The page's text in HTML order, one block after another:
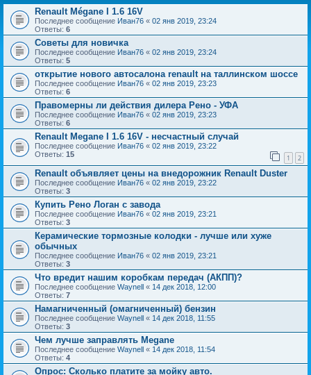
Renault Mégane I 1.6 16V
Последнее сообщение Иван76 « 02 янв 2019, 23:24
Ответы: 6
Советы для новичка
Последнее сообщение Иван76 « 02 янв 2019, 23:24
Ответы: 5
открытие нового автосалона renault на таллинском шоссе
Последнее сообщение Иван76 « 02 янв 2019, 23:23
Ответы: 6
Правомерны ли действия дилера Рено - УФА
Последнее сообщение Иван76 « 02 янв 2019, 23:23
Ответы: 6
Renault Megane I 1.6 16V - несчастный случай
Последнее сообщение Иван76 « 02 янв 2019, 23:22
Ответы: 15 1 2
Renault объявляет цены на внедорожник Renault Duster
Последнее сообщение Иван76 « 02 янв 2019, 23:22
Ответы: 3
Купить Рено Логан с завода
Последнее сообщение Иван76 « 02 янв 2019, 23:21
Ответы: 3
Керамические тормозные колодки - лучше или хуже
обычных
Последнее сообщение Иван76 « 02 янв 2019, 23:21
Ответы: 3
Что вредит нашим коробкам передач (АКПП)?
Последнее сообщение Waynell « 14 дек 2018, 12:00
Ответы: 7
Намагниченный (омагниченный) бензин
Последнее сообщение Waynell « 14 дек 2018, 11:55
Ответы: 3
Чем лучше заправлять Megane
Последнее сообщение Waynell « 14 дек 2018, 11:54
Ответы: 4
Опрос: Сколько платите за мойку авто.